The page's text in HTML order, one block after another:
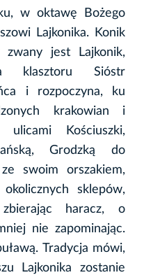
w oktawę Bożego
Lajkonika. Konik
jest Lajkonik,
klasztoru Sióstr
i rozpoczyna, ku
krakowian i
Kościuszki,
Grodzką do
swoim orszakiem,
sklepów,
haracz, o
nie zapominając.
Tradycja mówi,
Lajkonika zostanie